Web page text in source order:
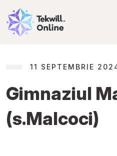
11 SEPTEMBRIE
Gimnaziul
(s.Malcoci)